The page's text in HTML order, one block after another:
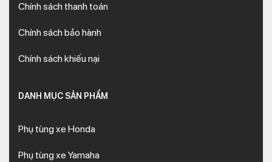
Chính sách thanh toán
Chính sách bảo hành
Chính sách khiếu nại
DANH MỤC SẢN PHẨM
Phụ tùng xe Honda
Phụ tùng xe Yamaha